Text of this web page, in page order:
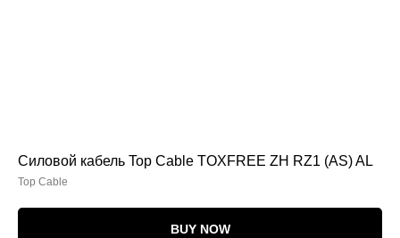
Силовой кабель Top Cable TOXFREE ZH RZ1 (AS) AL
Top Cable
BUY NOW